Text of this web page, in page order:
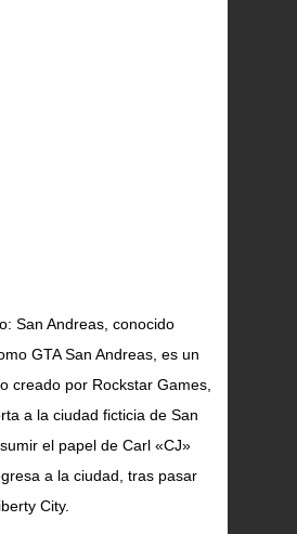
San Andreas, conocido
GTA San Andreas, es un
creado por Rockstar Games,
a la ciudad ficticia de San
el papel de Carl «CJ»
a la ciudad, tras pasar
City.